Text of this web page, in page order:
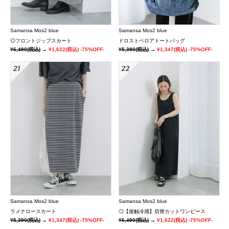
Samansa Mos2 blue
◎フロントジップスカート
¥6,490(税込) → ¥1,622(税込) -75%OFF-
Samansa Mos2 blue
ドロストベロアトートバッグ
¥5,390(税込)→¥1,347(税込) -75%OFF-
Samansa Mos2 blue
ラメナロースカート
¥5,390(税込) → ¥1,347(税込) -75%OFF-
Samansa Mos2 blue
◎【接触冷感】切替カットワンピース
¥6,490(税込)→¥1,622(税込) -75%OFF-